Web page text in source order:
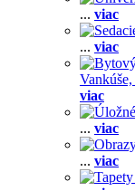
... viac
... viac
Vankúše,
viac
... viac
... viac